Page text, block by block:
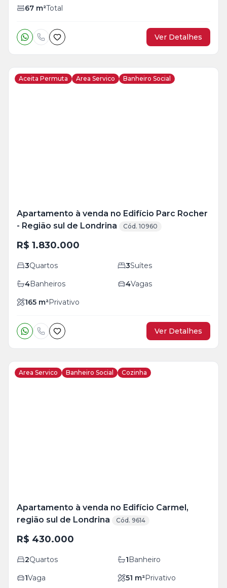
67 m²Total
Ver Detalhes
Aceita Permuta Area Servico Banheiro Social
Apartamento à venda no Edifício Parc Rocher
- Região sul de Londrina
Cód. 10960
R$ 1.830.000
3Quartos 3Suítes
4Banheiros 4Vagas
165 m²Privativo
Ver Detalhes
Area Servico Banheiro Social Cozinha
Apartamento à venda no Edifício Carmel,
região sul de Londrina
Cód. 9614
R$ 430.000
2Quartos 1Banheiro
1Vaga 51 m²Privativo